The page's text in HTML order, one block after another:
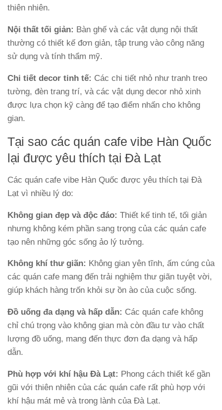
thiên nhiên.
Nội thất tối giản: Bàn ghế và các vật dụng nội thất
thường có thiết kế đơn giản, tập trung vào công năng
sử dụng và tính thẩm mỹ.
Chi tiết decor tinh tế: Các chi tiết nhỏ như tranh treo
tường, đèn trang trí, và các vật dụng decor nhỏ xinh
được lựa chọn kỹ càng để tạo điểm nhấn cho không
gian.
Tại sao các quán cafe vibe Hàn Quốc
lại được yêu thích tại Đà Lạt
Các quán cafe vibe Hàn Quốc được yêu thích tại Đà
Lạt vì nhiều lý do:
Không gian đẹp và độc đáo: Thiết kế tinh tế, tối giản
nhưng không kém phần sang trọng của các quán cafe
tạo nên những góc sống ảo lý tưởng.
Không khí thư giãn: Không gian yên tĩnh, ấm cúng của
các quán cafe mang đến trải nghiệm thư giãn tuyệt vời,
giúp khách hàng trốn khỏi sự ồn ào của cuộc sống.
Đồ uống đa dạng và hấp dẫn: Các quán cafe không
chỉ chú trọng vào không gian mà còn đầu tư vào chất
lượng đồ uống, mang đến thực đơn đa dạng và hấp
dẫn.
Phù hợp với khí hậu Đà Lạt: Phong cách thiết kế gần
gũi với thiên nhiên của các quán cafe rất phù hợp với
khí hậu mát mẻ và trong lành của Đà Lạt.